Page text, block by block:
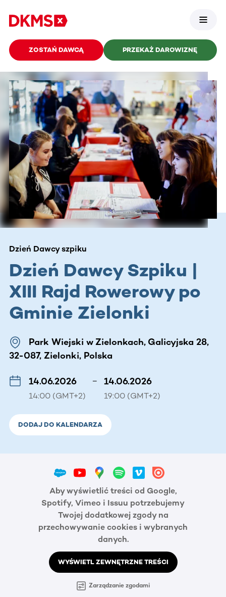
ZOSTAŃ DAWCĄ PRZEKAŻ DAROWIZNĘ
Dzień Dawcy szpiku
Dzień Dawcy Szpiku |
XIII Rajd Rowerowy po
Gminie Zielonki
Park Wiejski w Zielonkach, Galicyjska 28,
32-087, Zielonki, Polska
14.06.2026
14:00 (GMT+2)
– 14.06.2026
19:00 (GMT+2)
DODAJ DO KALENDARZA
Aby wyświetlić treści od Google,
Spotify, Vimeo i Issuu potrzebujemy
Twojej dodatkowej zgody na
przechowywanie cookies i wybranych
danych.
WYŚWIETL ZEWNĘTRZNE TREŚCI
Zarządzanie zgodami